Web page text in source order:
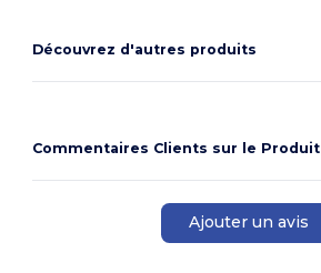
Découvrez d'autres produits
Commentaires Clients sur le Produit
Ajouter un avis